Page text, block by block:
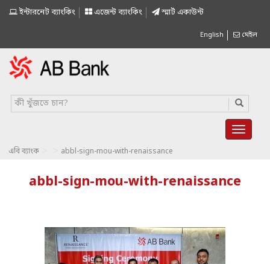
ইন্টারনেট ব্যাংকিং এজেন্ট ব্যাংকিং স্মাৰ্ট একাউন্ট
English মেইল
এবি ব্যাংক abbl-sign-mou-with-renaissance
abbl-sign-mou-with-renaissance